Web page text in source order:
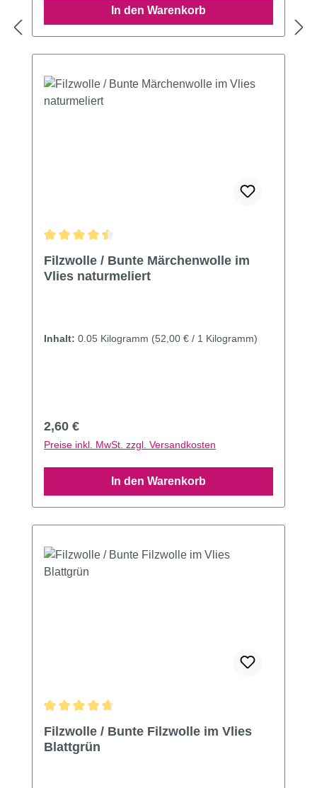
In den Warenkorb
Filzwolle / Bunte Märchenwolle im
Vlies naturmeliert
Inhalt: 0.05 Kilogramm (52,00 € / 1 Kilogramm)
Regulärer Preis:
2,60 €
Preise inkl. MwSt. zzgl. Versandkosten
In den Warenkorb
Filzwolle / Bunte Filzwolle im Vlies
Blattgrün